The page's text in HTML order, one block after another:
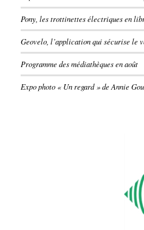
Pony, les trottinettes électriques en
Geovelo, l’application qui sécurise le
Programme des médiathèques en août
Expo photo « Un regard » de Annie